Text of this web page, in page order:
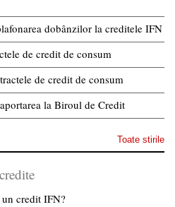
dobânzilor la creditele IFN
de credit de consum
de credit de consum
la Biroul de Credit
Toate stirile
un credit IFN?